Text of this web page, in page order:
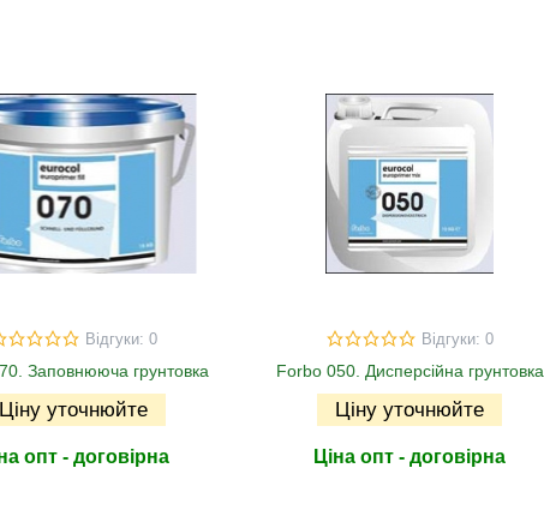
Відгуки: 0
Заповнююча грунтовка
Ціну уточнюйте
опт - договірна
Відгуки: 0
Forbo 050. Дисперсійна грунтовка
Ціну уточнюйте
Ціна опт - договірна